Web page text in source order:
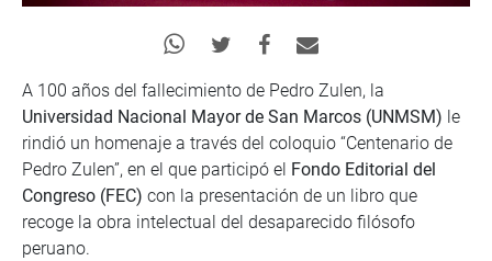
A 100 años del fallecimiento de Pedro Zulen, la
Universidad Nacional Mayor de San Marcos (UNMSM) le
rindió un homenaje a través del coloquio “Centenario de
Pedro Zulen”, en el que participó el Fondo Editorial del
Congreso (FEC) con la presentación de un libro que
recoge la obra intelectual del desaparecido filósofo
peruano.